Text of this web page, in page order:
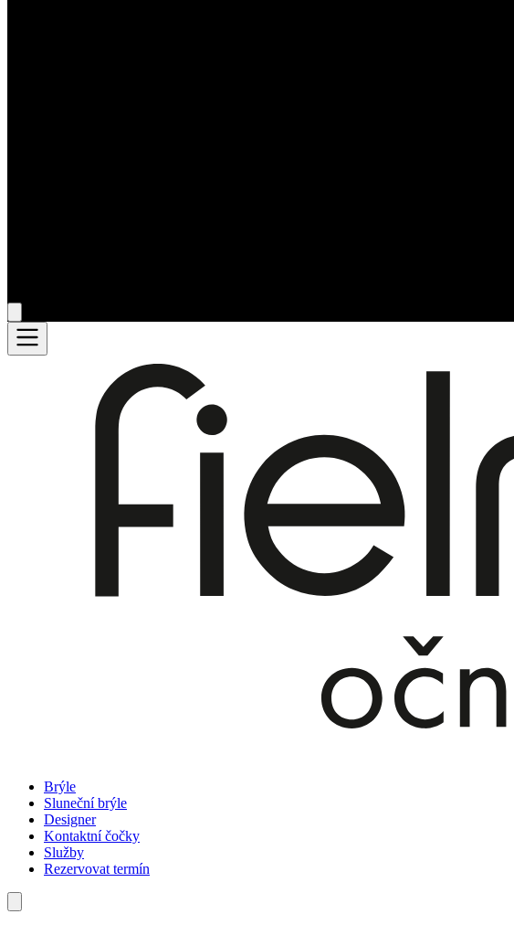
Brýle
Sluneční brýle
Designer
Kontaktní čočky
Služby
Rezervovat termín